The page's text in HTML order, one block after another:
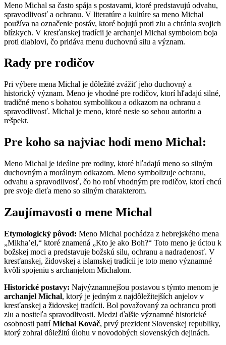
Meno Michal sa často spája s postavami, ktoré predstavujú odvahu,
spravodlivosť a ochranu. V literatúre a kultúre sa meno Michal
používa na označenie postáv, ktoré bojujú proti zlu a chránia svojich
blízkych. V kresťanskej tradícii je archanjel Michal symbolom boja
proti diablovi, čo pridáva menu duchovnú silu a význam.
Rady pre rodičov
Pri výbere mena Michal je dôležité zvážiť jeho duchovný a
historický význam. Meno je vhodné pre rodičov, ktorí hľadajú silné,
tradičné meno s bohatou symbolikou a odkazom na ochranu a
spravodlivosť. Michal je meno, ktoré nesie so sebou autoritu a
rešpekt.
Pre koho sa najviac hodí meno Michal:
Meno Michal je ideálne pre rodiny, ktoré hľadajú meno so silným
duchovným a morálnym odkazom. Meno symbolizuje ochranu,
odvahu a spravodlivosť, čo ho robí vhodným pre rodičov, ktorí chcú
pre svoje dieťa meno so silným charakterom.
Zaujímavosti o mene Michal
Etymologický pôvod: Meno Michal pochádza z hebrejského mena
„Mikha’el,“ ktoré znamená „Kto je ako Boh?“ Toto meno je úctou k
božskej moci a predstavuje božskú silu, ochranu a nadradenosť. V
kresťanskej, židovskej a islamskej tradícii je toto meno významné
kvôli spojeniu s archanjelom Michalom.
Historické postavy: Najvýznamnejšou postavou s týmto menom je
archanjel Michal, ktorý je jedným z najdôležitejších anjelov v
kresťanskej a židovskej tradícii. Bol považovaný za ochrancu proti
zlu a nositeľa spravodlivosti. Medzi ďalšie významné historické
osobnosti patríMichal Kováč, prvý prezident Slovenskej republiky,
ktorý zohral dôležitú úlohu v novodobých slovenských dejinách.